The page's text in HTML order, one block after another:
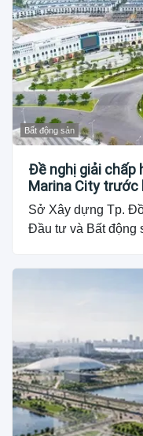
Bất động sản
Đề nghị giải chấp
Marina City trước
Sở Xây dựng Tp.
Đầu tư và Bất động